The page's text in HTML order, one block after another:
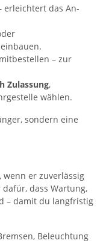
erleichtert das An-
– zur
Zulassung,
wählen.
sondern eine
wenn er zuverlässig
dass Wartung,
– damit du langfristig
Beleuchtung